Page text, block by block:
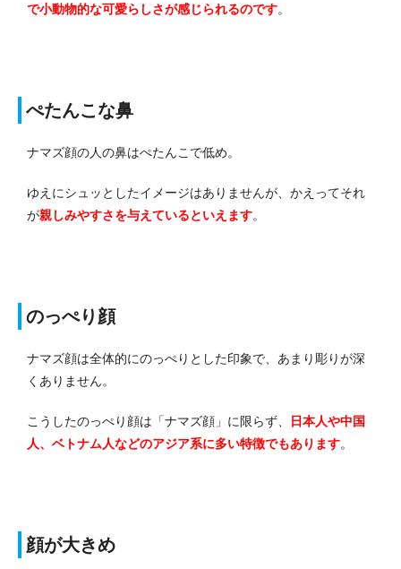
で小動物的な可愛らしさが感じられるのです。
ぺたんこな鼻
ナマズ顔の人の鼻はぺたんこで低め。
ゆえにシュッとしたイメージはありませんが、かえってそれ
が親しみやすさを与えているといえます。
のっぺり顔
ナマズ顔は全体的にのっぺりとした印象で、あまり彫りが深
くありません。
こうしたのっぺり顔は「ナマズ顔」に限らず、
日本人や中国
人、ベトナム人などのアジア系に多い特徴でもあります。
顔が大きめ